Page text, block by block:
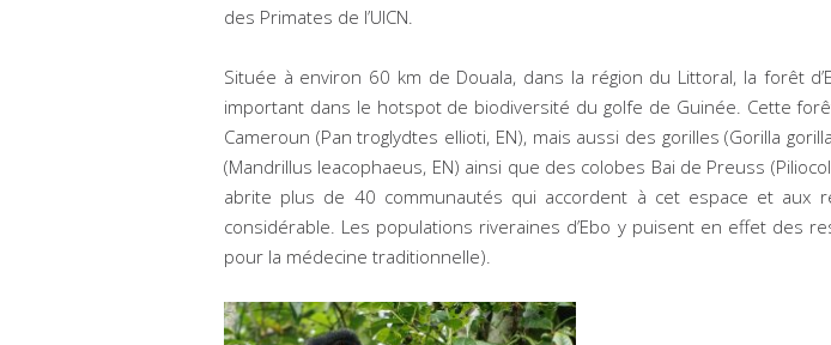
des Primates de l’UICN.
Située à environ 60 km de Douala, dans la région du Littoral, la forêt
important dans le hotspot de biodiversité du golfe de Guinée. Cette
Cameroun (Pan troglydtes ellioti, EN), mais aussi des gorilles (Gorilla
(Mandrillus leacophaeus, EN) ainsi que des colobes Bai de Preuss (
abrite plus de 40 communautés qui accordent à cet espace et aux
considérable. Les populations riveraines d’Ebo y puisent en effet des
pour la médecine traditionnelle).